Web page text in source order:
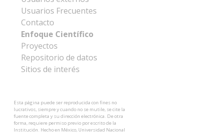
Usuarios Frecuentes
Contacto
Enfoque Científico
Proyectos
Repositorio de datos
Sitios de interés
Esta página puede ser reproducida con fines no
lucrativos, siempre y cuando no se mutile, se cite la
fuente completa y su dirección electrónica. De otra
forma, requiere permiso previo por escrito de la
Institución. Hecho en México, Universidad Nacional